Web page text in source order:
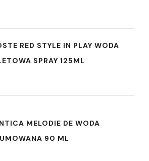
RED STYLE IN PLAY WODA
SPRAY 125ML
MELODIE DE WODA
90 ML